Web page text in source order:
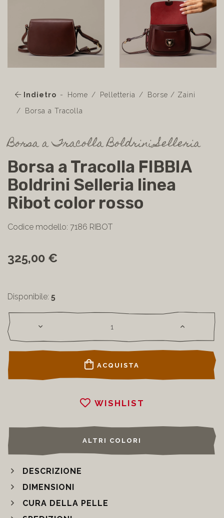
Indietro Home Pelletteria
Borse / Zaini
Borsa a Tracolla
Borsa a Tracolla Boldrini Selleria
Borsa a Tracolla FIBBIA
Boldrini Selleria linea
Ribot color rosso
Codice modello: 7186 RIBOT
325,00 €
Disponibile: 5
ACQUISTA
WISHLIST
ALTRI COLORI
DESCRIZIONE
DIMENSIONI
CURA DELLA PELLE